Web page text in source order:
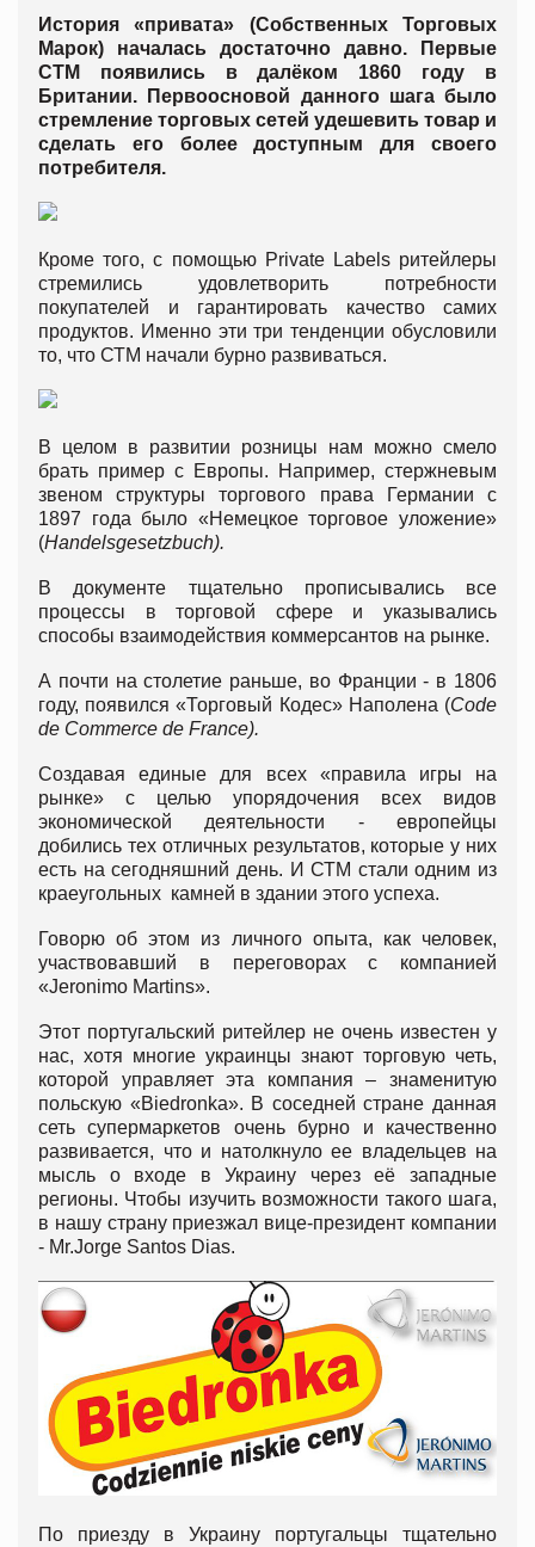
История «привата» (Собственных Торговых
Марок) началась достаточно давно. Первые
СТМ появились в далёком 1860 году в
Британии. Первоосновой данного шага было
стремление торговых сетей удешевить товар и
сделать его более доступным для своего
потребителя.
Кроме того, с помощью Private Labels ритейлеры
стремились удовлетворить потребности
покупателей и гарантировать качество самих
продуктов. Именно эти три тенденции обусловили
то, что СТМ начали бурно развиваться.
В целом в развитии розницы нам можно смело
брать пример с Европы. Например, стержневым
звеном структуры торгового права Германии с
1897 года было «Немецкое торговое уложение»
(Handelsgesetzbuch).
В документе тщательно прописывались все
процессы в торговой сфере и указывались
способы взаимодействия коммерсантов на рынке.
А почти на столетие раньше, во Франции - в 1806
году, появился «Торговый Кодес» Наполена (Code
de Commerce de France).
Создавая единые для всех «правила игры на
рынке» с целью упорядочения всех видов
экономической деятельности - европейцы
добились тех отличных результатов, которые у них
есть на сегодняшний день. И СТМ стали одним из
краеугольных камней в здании этого успеха.
Говорю об этом из личного опыта, как человек,
участвовавший в переговорах с компанией
«Jeronimo Martins».
Этот португальский ритейлер не очень известен у
нас, хотя многие украинцы знают торговую четь,
которой управляет эта компания – знаменитую
польскую «Biedronka». В соседней стране данная
сеть супермаркетов очень бурно и качественно
развивается, что и натолкнуло ее владельцев на
мысль о входе в Украину через её западные
регионы. Чтобы изучить возможности такого шага,
в нашу страну приезжал вице-президент компании
- Mr.Jorge Santos Dias.
По приезду в Украину португальцы тщательно